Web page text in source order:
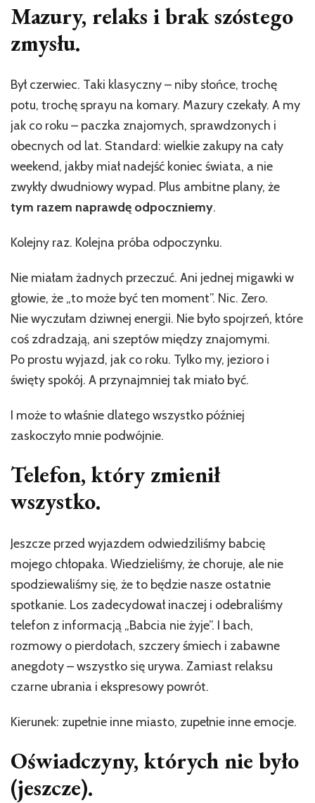
Mazury, relaks i brak szóstego
zmysłu.
Był czerwiec. Taki klasyczny – niby słońce, trochę
potu, trochę sprayu na komary. Mazury czekały. A my
jak co roku – paczka znajomych, sprawdzonych i
obecnych od lat. Standard: wielkie zakupy na cały
weekend, jakby miał nadejść koniec świata, a nie
zwykły dwudniowy wypad. Plus ambitne plany, że
tym razem naprawdę odpoczniemy.
Kolejny raz. Kolejna próba odpoczynku.
Nie miałam żadnych przeczuć. Ani jednej migawki w
głowie, że „to może być ten moment”. Nic. Zero.
Nie wyczułam dziwnej energii. Nie było spojrzeń, które
coś zdradzają, ani szeptów między znajomymi.
Po prostu wyjazd, jak co roku. Tylko my, jezioro i
święty spokój. A przynajmniej tak miało być.
I może to właśnie dlatego wszystko później
zaskoczyło mnie podwójnie.
Telefon, który zmienił
wszystko.
Jeszcze przed wyjazdem odwiedziliśmy babcię
mojego chłopaka. Wiedzieliśmy, że choruje, ale nie
spodziewaliśmy się, że to będzie nasze ostatnie
spotkanie. Los zadecydował inaczej i odebraliśmy
telefon z informacją „Babcia nie żyje”. I bach,
rozmowy o pierdołach, szczery śmiech i zabawne
anegdoty – wszystko się urywa. Zamiast relaksu
czarne ubrania i ekspresowy powrót.
Kierunek: zupełnie inne miasto, zupełnie inne emocje.
Oświadczyny, których nie było
(jeszcze).